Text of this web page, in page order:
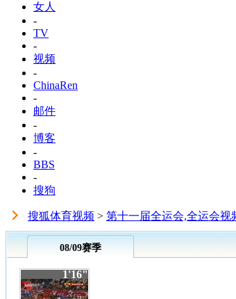
女人
-
TV
-
视频
-
ChinaRen
-
邮件
-
博客
-
BBS
-
搜狗
搜狐体育视频 > 第十一届全运会,全运会视
08/09赛季
1'16"